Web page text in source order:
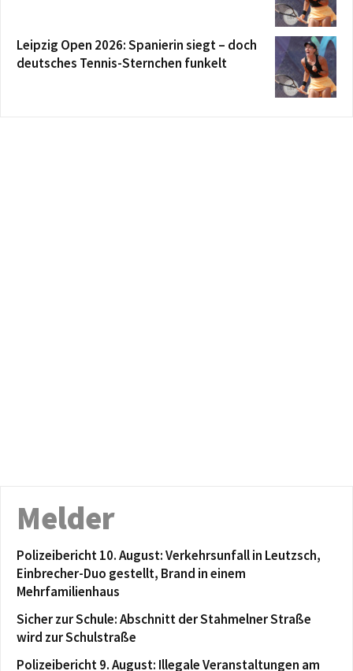
Leipzig Open 2026: Spanierin siegt – doch
deutsches Tennis-Sternchen funkelt
Melder
Polizeibericht 10. August: Verkehrsunfall in Leutzsch,
Einbrecher-Duo gestellt, Brand in einem
Mehrfamilienhaus
Sicher zur Schule: Abschnitt der Stahmelner Straße
wird zur Schulstraße
Polizeibericht 9. August: Illegale Veranstaltungen am